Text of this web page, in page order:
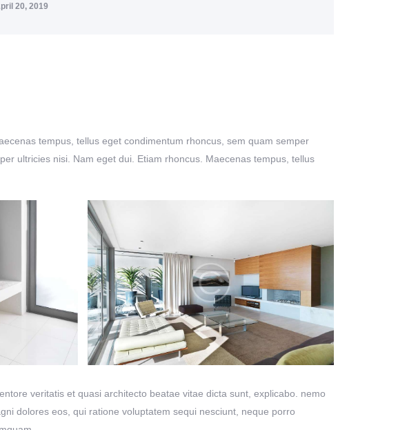
20, 2019
tempus, tellus eget condimentum rhoncus, sem quam semper
ultricies nisi. Nam eget dui. Etiam rhoncus. Maecenas tempus, tellus
veritatis et quasi architecto beatae vitae dicta sunt, explicabo. nemo
dolores eos, qui ratione voluptatem sequi nesciunt, neque porro